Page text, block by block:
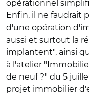
opérationnel
Enfin, il ne faudrait
d'une opération
aussi et surtout la
implantent", ainsi
à l'atelier
de neuf ?" du 5
projet immobilier